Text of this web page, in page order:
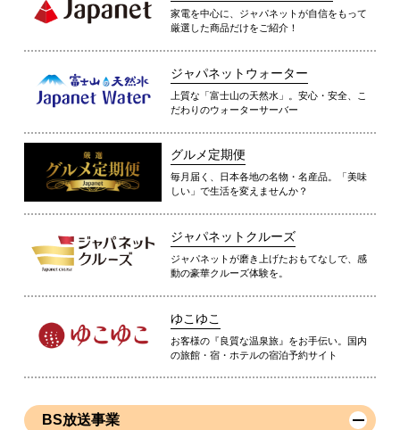
家電を中心に、ジャパネットが自信をもって
厳選した商品だけをご紹介！
ジャパネットウォーター
上質な「富士山の天然水」。安心・安全、こ
だわりのウォーターサーバー
グルメ定期便
毎月届く、日本各地の名物・名産品。「美味
しい」で生活を変えませんか？
ジャパネットクルーズ
ジャパネットが磨き上げたおもてなしで、感
動の豪華クルーズ体験を。
ゆこゆこ
お客様の『良質な温泉旅』をお手伝い。国内
の旅館・宿・ホテルの宿泊予約サイト
BS放送事業